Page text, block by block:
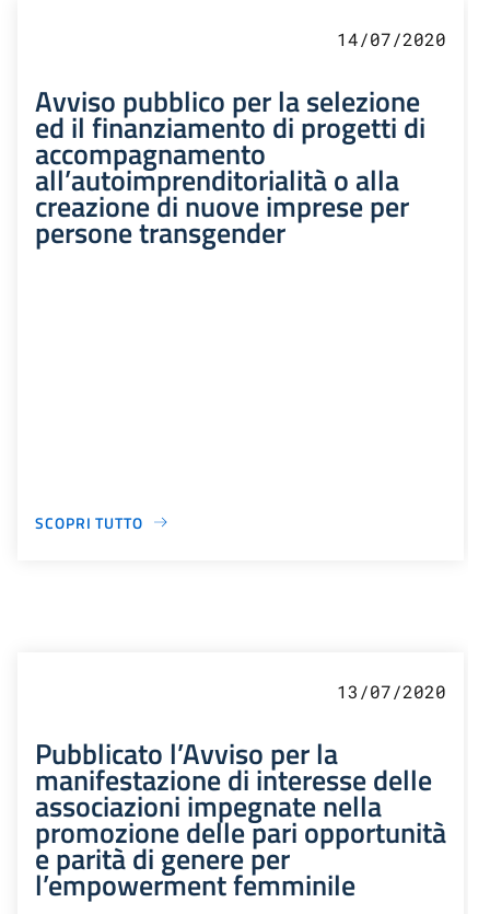
14/07/2020
Avviso pubblico per la selezione
ed il finanziamento di progetti di
accompagnamento
all’autoimprenditorialità o alla
creazione di nuove imprese per
persone transgender
SCOPRI TUTTO
13/07/2020
Pubblicato l’Avviso per la
manifestazione di interesse delle
associazioni impegnate nella
promozione delle pari opportunità
e parità di genere per
l’empowerment femminile